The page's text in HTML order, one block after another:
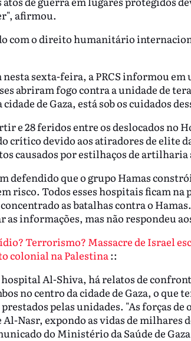
afirmou.
com o direito humanitário
nesta sexta-feira, a PRCS informou em
abriram fogo contra a unidade de
cidade de Gaza, está sob os cuidados
e 28 feridos entre os deslocados no
crítico devido aos atiradores de elite
causados ​​por estilhaços de artilharia
defendido que o grupo Hamas
risco. Todos esses hospitais ficam
as batalhas contra o
as informações, mas não respondeu
Terrorismo? Massacre de Israel
colonial na Palestina ::
Al-Shiva, há relatos de
no centro da cidade de Gaza, o que
pelas unidades. "As forças
Nasr, expondo as vidas de milhares
do Ministério da Saúde de